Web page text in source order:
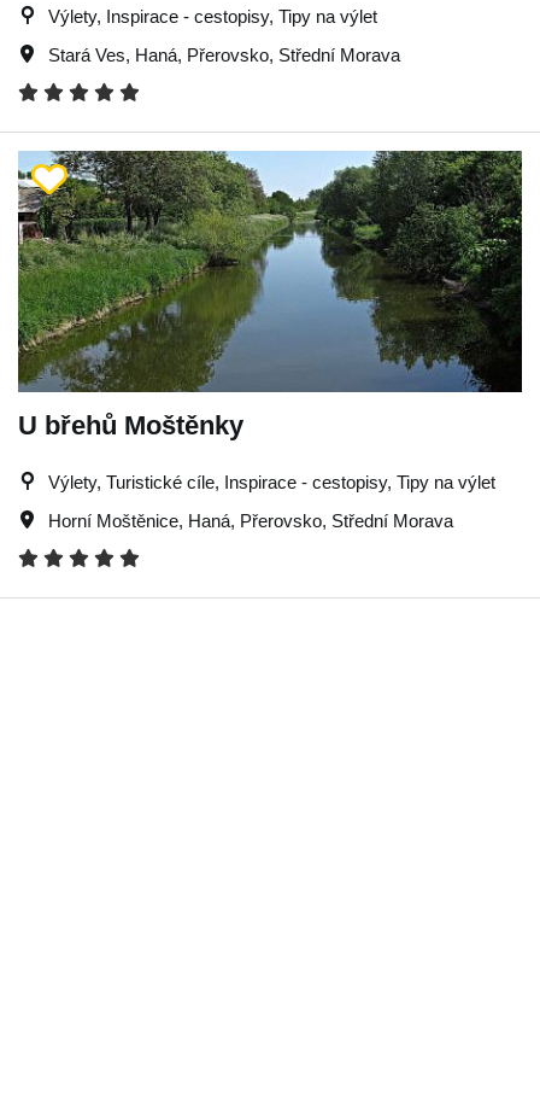
Výlety, Inspirace - cestopisy, Tipy na výlet
Stará Ves, Haná, Přerovsko, Střední Morava
U břehů Moštěnky
Výlety, Turistické cíle, Inspirace - cestopisy, Tipy na výlet
Horní Moštěnice, Haná, Přerovsko, Střední Morava